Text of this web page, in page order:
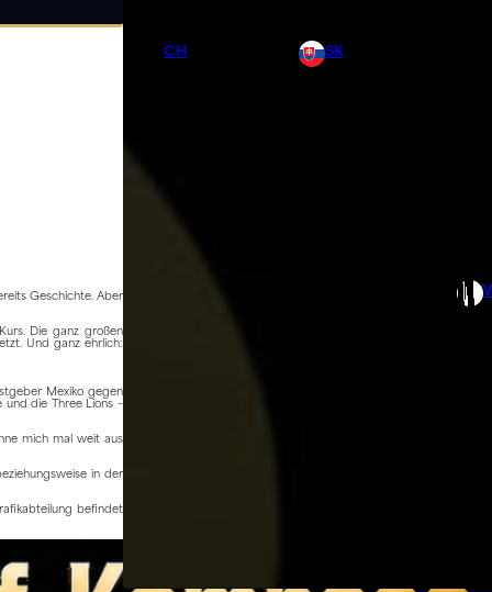
Geschichte. Aber
Die ganz großen
Und ganz ehrlich:
Mexiko gegen
die Three Lions –
mich mal weit aus
in der
befindet
CH SK